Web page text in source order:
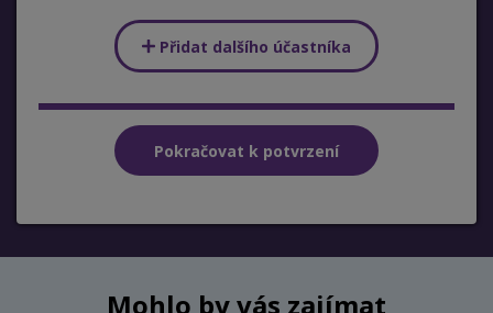
Přidat dalšího účastníka
Mohlo by vás zajímat